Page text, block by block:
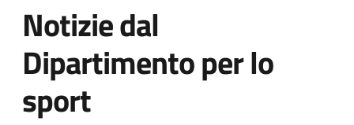
Notizie dal
Dipartimento per lo
sport